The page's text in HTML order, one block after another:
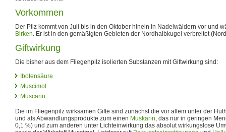
Vorkommen
Der Pilz kommt von Juli bis in den Oktober hinein in Nadelwäldern vor und
Birken. Er ist in den gemäßigten Gebieten der Nordhalbkugel verbreitet
Giftwirkung
Die bisher aus dem Fliegenpilz isolierten Substanzen mit Giftwirkung sind:
Ibotensäure
Muscimol
Muscarin
Die im Fliegenpilz wirksamen Gifte sind zunächst die vor allem unter der
und als Abwandlungsprodukte zum einen Muskarin, das nur in geringen
0,1 %) und zum anderen unter Lichteinwirkung das absolut wirkungslose